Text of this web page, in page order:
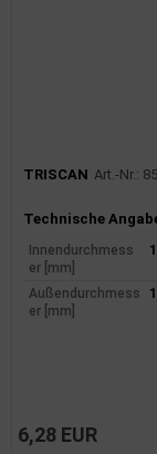
TRISCAN Art.-Nr.:
Technische
Innendurchmess
er [mm]
Außendurchmess
er [mm]
6,28 EUR